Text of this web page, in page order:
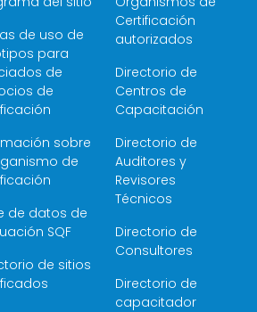
de uso de
para
de
de
sobre
de
de datos de
SQF
de sitios
Certificación
autorizados
Directorio de
Centros de
Capacitación
Directorio de
Auditores y
Revisores
Técnicos
Directorio de
Consultores
Directorio de
capacitador